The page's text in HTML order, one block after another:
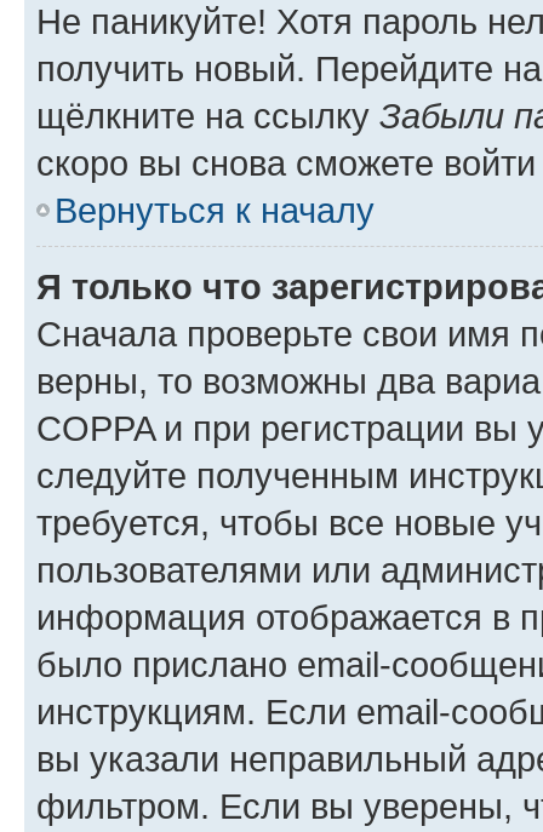
Не паникуйте! Хотя пароль
получить новый. Перейдите
щёлкните на ссылку Забыли
скоро вы снова сможете
Вернуться к началу
Я только что
Сначала проверьте свои имя
верны, то возможны два
COPPA и при регистрации вы
следуйте полученным
требуется, чтобы все новые
пользователями или
информация отображается в
было прислано email-
инструкциям. Если email-
вы указали неправильный
фильтром. Если вы уверены,